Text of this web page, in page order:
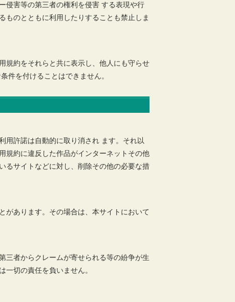
侵害等の第三者の権利を侵害 する表現や行
ものとともに利用したりすることも禁止しま
規約をそれらと共に表示し、他人にも守らせ
件を付けることはできません。
用許諾は自動的に取り消され ます。それ以
規約に違反した作品がインターネットその他
るサイトなどに対し、削除その他の必要な措
があります。その場合は、本サイトにおいて
三者からクレームが寄せられる等の紛争が生
一切の責任を負いません。